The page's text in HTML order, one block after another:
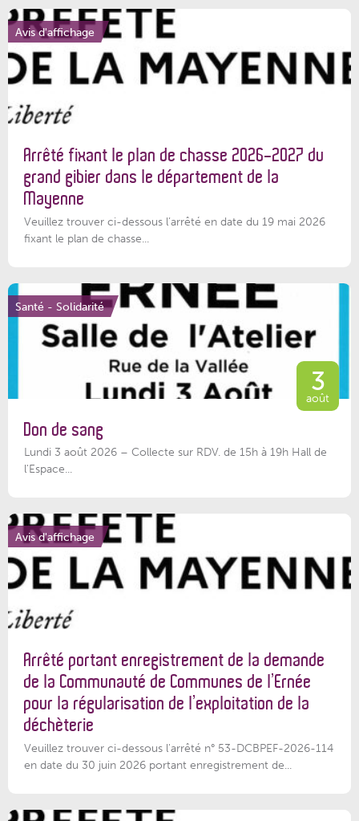
Avis d'affichage
Arrêté fixant le plan de chasse 2026-2027 du
grand gibier dans le département de la
Mayenne
Veuillez trouver ci-dessous l’arrêté en date du 19 mai 2026
fixant le plan de chasse...
Santé - Solidarité
3
août
Don de sang
Lundi 3 août 2026 – Collecte sur RDV. de 15h à 19h Hall de
l'Espace...
Avis d'affichage
Arrêté portant enregistrement de la demande
de la Communauté de Communes de l’Ernée
pour la régularisation de l’exploitation de la
déchèterie
Veuillez trouver ci-dessous l'arrêté n° 53-DCBPEF-2026-114
en date du 30 juin 2026 portant enregistrement de...